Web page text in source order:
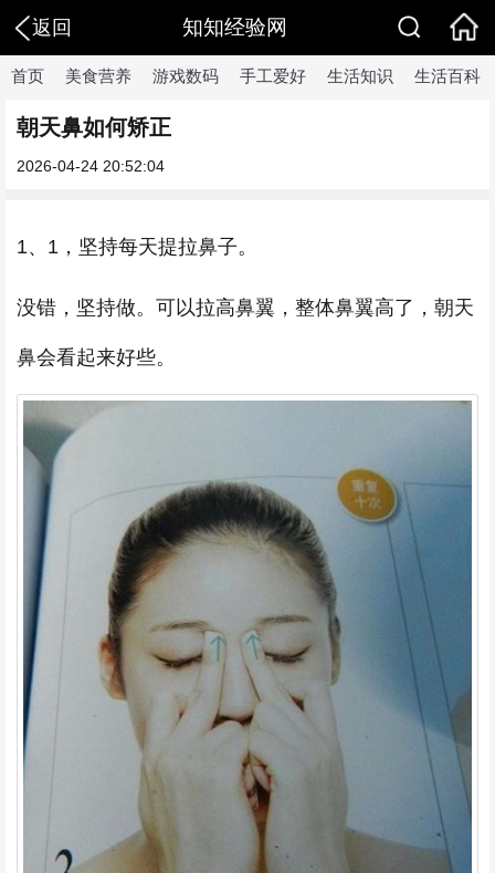
返回 知知经验网
首页 美食营养 游戏数码 手工爱好 生活知识 生活百科
朝天鼻如何矫正
2026-04-24 20:52:04
1、1，坚持每天提拉鼻子。
没错，坚持做。可以拉高鼻翼，整体鼻翼高了，朝天
鼻会看起来好些。